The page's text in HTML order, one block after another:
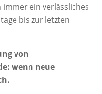
ein verlässliches
bis zur letzten
von
wenn neue